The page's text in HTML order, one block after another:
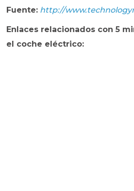
Fuente: http://
Enlaces relacionados con 5
el coche eléctrico: